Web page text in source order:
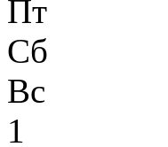
Пт
Сб
Вс
1